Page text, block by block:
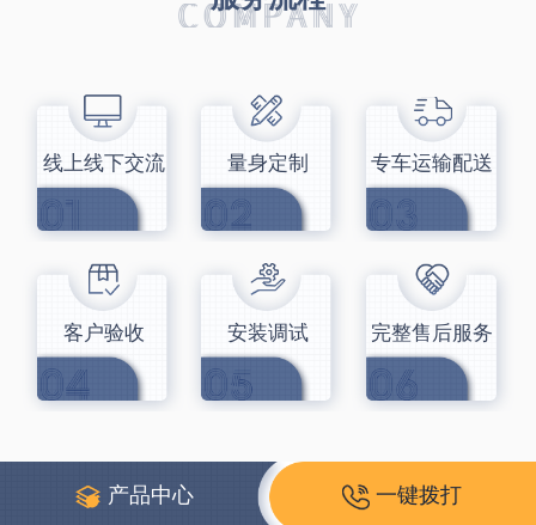
线上线下交流 量身定制 专车运输配送
客户验收 安装调试 完整售后服务
产品中心 一键拨打